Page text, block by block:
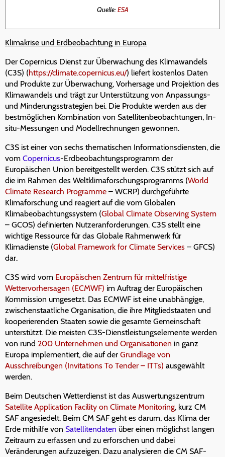
Quelle:ESA
Klimakrise und Erdbeobachtung in Europa
Der Copernicus Dienst zur Überwachung des Klimawandels
(C3S) (https://climate.copernicus.eu/) liefert kostenlos Daten
und Produkte zur Überwachung, Vorhersage und Projektion des
Klimawandels und trägt zur Unterstützung von Anpassungs-
und Minderungsstrategien bei. Die Produkte werden aus der
bestmöglichen Kombination von Satellitenbeobachtungen, In-
situ-Messungen und Modellrechnungen gewonnen.
C3S ist einer von sechs thematischen Informationsdiensten, die
vom Copernicus-Erdbeobachtungsprogramm der
Europäischen Union bereitgestellt werden. C3S stützt sich auf
die im Rahmen des Weltklimaforschungsprogramms (World
Climate Research Programme – WCRP) durchgeführte
Klimaforschung und reagiert auf die vom Globalen
Klimabeobachtungssystem (Global Climate Observing System
– GCOS) definierten Nutzeranforderungen. C3S stellt eine
wichtige Ressource für das Globale Rahmenwerk für
Klimadienste (Global Framework for Climate Services – GFCS)
dar.
C3S wird vom Europäischen Zentrum für mittelfristige
Wettervorhersagen (ECMWF) im Auftrag der Europäischen
Kommission umgesetzt. Das ECMWF ist eine unabhängige,
zwischenstaatliche Organisation, die ihre Mitgliedstaaten und
kooperierenden Staaten sowie die gesamte Gemeinschaft
unterstützt. Die meisten C3S-Dienstleistungselemente werden
von rund 200 Unternehmen und Organisationen in ganz
Europa implementiert, die auf der Grundlage von
Ausschreibungen (Invitations To Tender – ITTs) ausgewählt
werden.
Beim Deutschen Wetterdienst ist das Auswertungszentrum
Satellite Application Facility on Climate Monitoring, kurz CM
SAF angesiedelt. Beim CM SAF geht es darum, das Klima der
Erde mithilfe von Satellitendaten über einen möglichst langen
Zeitraum zu erfassen und zu erforschen und dabei
Veränderungen aufzuzeigen. Dazu analysieren die CM SAF-